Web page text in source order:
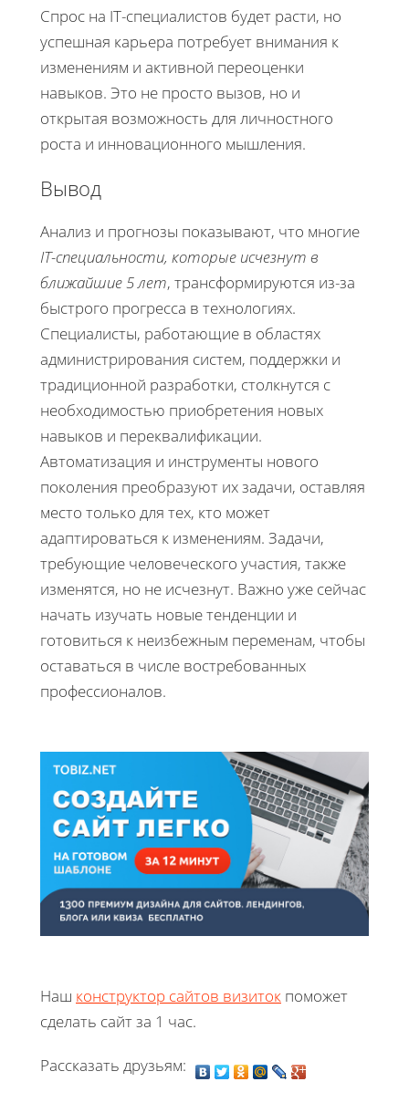
Спрос на IT-специалистов будет расти, но
успешная карьера потребует внимания к
изменениям и активной переоценки
навыков. Это не просто вызов, но и
открытая возможность для личностного
роста и инновационного мышления.
Вывод
Анализ и прогнозы показывают, что многие
IT-специальности, которые исчезнут в
ближайшие 5 лет, трансформируются из-за
быстрого прогресса в технологиях.
Специалисты, работающие в областях
администрирования систем, поддержки и
традиционной разработки, столкнутся с
необходимостью приобретения новых
навыков и переквалификации.
Автоматизация и инструменты нового
поколения преобразуют их задачи, оставляя
место только для тех, кто может
адаптироваться к изменениям. Задачи,
требующие человеческого участия, также
изменятся, но не исчезнут. Важно уже сейчас
начать изучать новые тенденции и
готовиться к неизбежным переменам, чтобы
оставаться в числе востребованных
профессионалов.
Наш конструктор сайтов визиток поможет
сделать сайт за 1 час.
Рассказать друзьям: